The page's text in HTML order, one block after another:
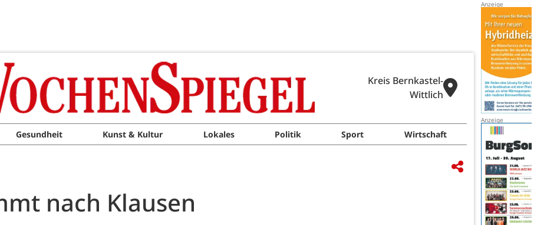
Kreis Bernkastel-
Wittlich
Gesundheit Kunst & Kultur Lokales Politik Sport Wirtschaft
nach Klausen